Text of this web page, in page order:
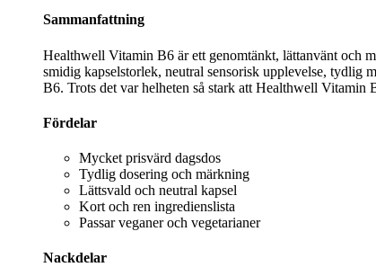
Sammanfattning
Healthwell Vitamin B6 är ett genomtänkt, lättanvänt och
smidig kapselstorlek, neutral sensorisk upplevelse, tydlig
B6. Trots det var helheten så stark att Healthwell Vitamin
Fördelar
Mycket prisvärd dagsdos
Tydlig dosering och märkning
Lättsvald och neutral kapsel
Kort och ren ingredienslista
Passar veganer och vegetarianer
Nackdelar